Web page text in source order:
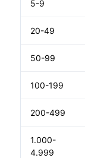
5-9
20-49
50-99
100-199
200-499
1.000-
4.999